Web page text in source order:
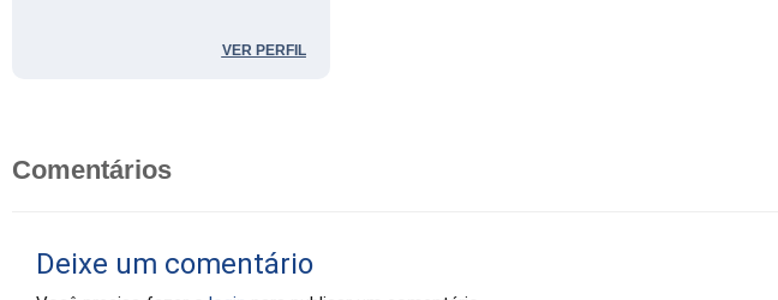
comitê de programas de
imunização da Organização
VER PERFIL
Comentários
Deixe um comentário